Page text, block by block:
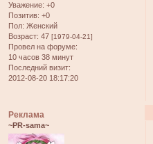
Уважение: +0
Позитив: +0
Пол: Женский
Возраст: 47 [1979-04-21]
Провел на форуме:
10 часов 38 минут
Последний визит:
2012-08-20 18:17:20
Реклама
~PR-sama~